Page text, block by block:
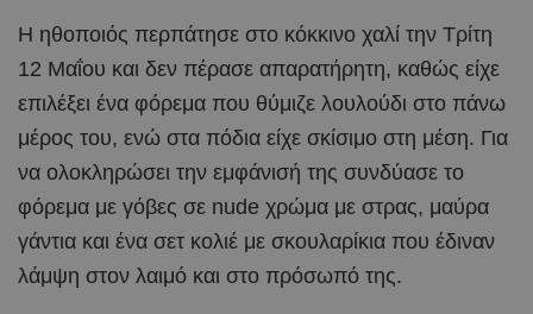
Η ηθοποιός περπάτησε στο κόκκινο χαλί την Τρίτη
12 Μαΐου και δεν πέρασε απαρατήρητη, καθώς είχε
επιλέξει ένα φόρεμα που θύμιζε λουλούδι στο πάνω
μέρος του, ενώ στα πόδια είχε σκίσιμο στη μέση. Για
να ολοκληρώσει την εμφάνισή της συνδύασε το
φόρεμα με γόβες σε nude χρώμα με στρας, μαύρα
γάντια και ένα σετ κολιέ με σκουλαρίκια που έδιναν
λάμψη στον λαιμό και στο πρόσωπό της.